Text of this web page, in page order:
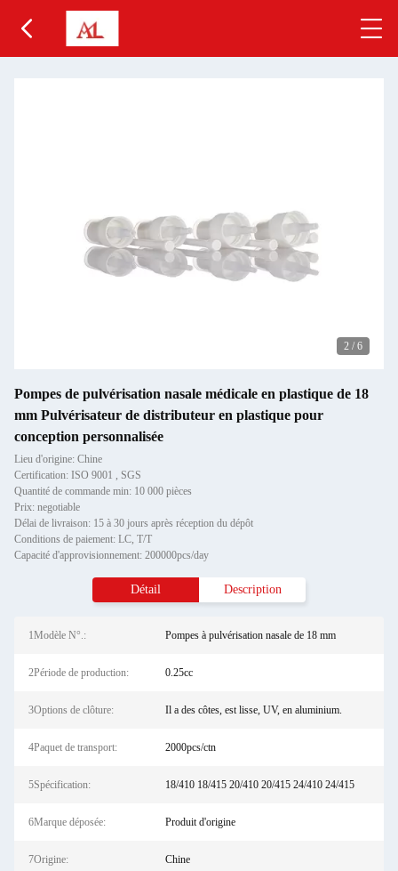
2 / 6
Pompes de pulvérisation nasale médicale en plastique de 18
mm Pulvérisateur de distributeur en plastique pour
conception personnalisée
Lieu d'origine: Chine
Certification: ISO 9001 , SGS
Quantité de commande min: 10 000 pièces
Prix: negotiable
Délai de livraison: 15 à 30 jours après réception du dépôt
Conditions de paiement: LC, T/T
Capacité d'approvisionnement: 200000pcs/day
Détail Description
1Modèle N°.: Pompes à pulvérisation nasale de 18 mm
2Période de production: 0.25cc
3Options de clôture: Il a des côtes, est lisse, UV, en aluminium.
4Paquet de transport: 2000pcs/ctn
5Spécification: 18/410 18/415 20/410 20/415 24/410 24/415
6Marque déposée: Produit d'origine
7Origine: Chine